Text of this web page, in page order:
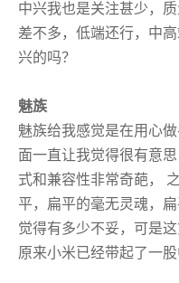
中兴我也是关注甚少，
差不多，低端还行，中
兴的吗？
魅族
魅族给我感觉是在用心
面一直让我觉得很有意
式和兼容性非常奇葩，
平，扁平的毫无灵魂，
觉得有多少不妥， 可是
原来小米已经带起了一